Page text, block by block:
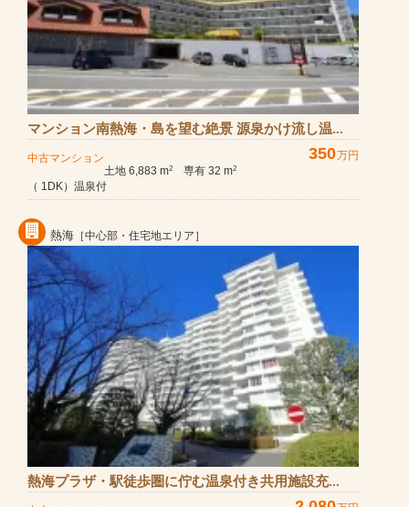
マンション南熱海・島を望む絶景 源泉かけ流し温...
中古マンション 350万円
土地 6,883 m2 専有 32 m2
（ 1DK）温泉付
熱海 ［中心部・住宅地エリア］
熱海プラザ・駅徒歩圏に佇む温泉付き共用施設充...